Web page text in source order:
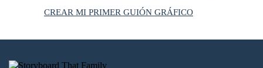
CREAR MI PRIMER GUIÓN GRÁFICO